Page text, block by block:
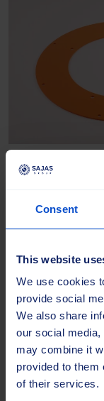
Consent
This website
We use cookies
provide social
We also share
our social
may combine it
provided to them
of their services.
koneeseen.
sillä ne eivät